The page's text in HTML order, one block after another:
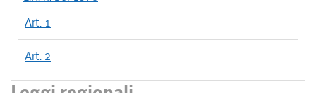
Art. 1
Art. 2